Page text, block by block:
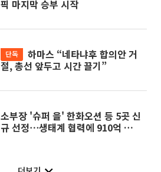
픽 마지막 승부 시작
단독
절, 총선 앞두고 시간 끌기”
소부장 '슈퍼 을' 한화오션 등 5곳 신
규 선정⋯생태계 협력에 910억 투